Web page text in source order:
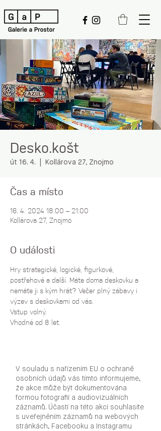
Desko.košt
út 16. 4. Kollárova 27, Znojmo
Čas a místo
16. 4. 2024 18:00 – 21:00
Kollárova 27, Znojmo
O události
Hry strategické, logické, figurkové,
postřehové a další. Máte doma deskovku a
nemáte ji s kým hrát? Večer plný zábavy i
výzev s deskovkami od vás.
Vstup volný.
Vhodné od 8 let.
V souladu s nařízením EU o ochraně
osobních údajů vás tímto informujeme,
že akce může být dokumentována
formou fotografií a audiovizuálních
záznamů. Účastí na této akci souhlasíte
s uveřejněním záznamů na webových
stránkách, Facebooku a Instagramu